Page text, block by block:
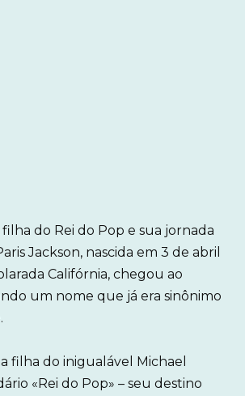
filha do Rei do Pop e sua jornada
Jackson, nascida em 3 de abril
Califórnia, chegou ao
um nome que já era sinônimo
filha do inigualável Michael
«Rei do Pop» – seu destino